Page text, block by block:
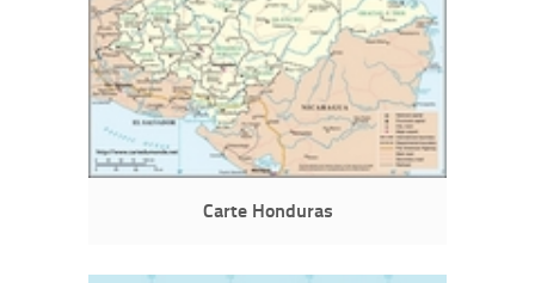
Carte Honduras